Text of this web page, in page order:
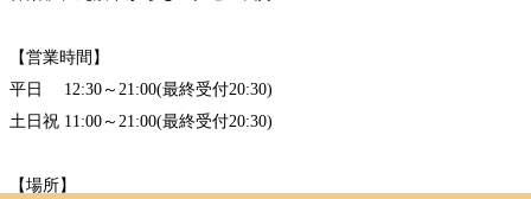
【営業時間】
平日 12:30～21:00(最終受付20:30)
土日祝 11:00～21:00(最終受付20:30)
【場所】